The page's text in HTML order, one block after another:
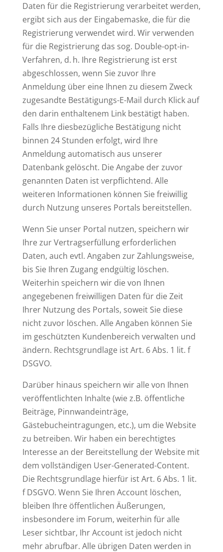
Daten für die Registrierung verarbeitet werden,
ergibt sich aus der Eingabemaske, die für die
Registrierung verwendet wird. Wir verwenden
für die Registrierung das sog. Double-opt-in-
Verfahren, d. h. Ihre Registrierung ist erst
abgeschlossen, wenn Sie zuvor Ihre
Anmeldung über eine Ihnen zu diesem Zweck
zugesandte Bestätigungs-E-Mail durch Klick auf
den darin enthaltenem Link bestätigt haben.
Falls Ihre diesbezügliche Bestätigung nicht
binnen 24 Stunden erfolgt, wird Ihre
Anmeldung automatisch aus unserer
Datenbank gelöscht. Die Angabe der zuvor
genannten Daten ist verpflichtend. Alle
weiteren Informationen können Sie freiwillig
durch Nutzung unseres Portals bereitstellen.
Wenn Sie unser Portal nutzen, speichern wir
Ihre zur Vertragserfüllung erforderlichen
Daten, auch evtl. Angaben zur Zahlungsweise,
bis Sie Ihren Zugang endgültig löschen.
Weiterhin speichern wir die von Ihnen
angegebenen freiwilligen Daten für die Zeit
Ihrer Nutzung des Portals, soweit Sie diese
nicht zuvor löschen. Alle Angaben können Sie
im geschützten Kundenbereich verwalten und
ändern. Rechtsgrundlage ist Art. 6 Abs. 1 lit. f
DSGVO.
Darüber hinaus speichern wir alle von Ihnen
veröffentlichten Inhalte (wie z.B. öffentliche
Beiträge, Pinnwandeinträge,
Gästebucheintragungen, etc.), um die Website
zu betreiben. Wir haben ein berechtigtes
Interesse an der Bereitstellung der Website mit
dem vollständigen User-Generated-Content.
Die Rechtsgrundlage hierfür ist Art. 6 Abs. 1 lit.
f DSGVO. Wenn Sie Ihren Account löschen,
bleiben Ihre öffentlichen Äußerungen,
insbesondere im Forum, weiterhin für alle
Leser sichtbar, Ihr Account ist jedoch nicht
mehr abrufbar. Alle übrigen Daten werden in